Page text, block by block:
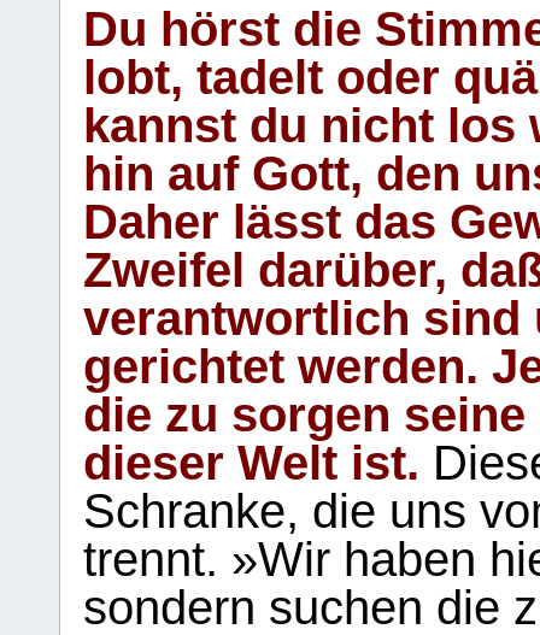
Du hörst die
lobt, tadelt oder
kannst du nicht los
hin auf Gott, den
Daher lässt das
Zweifel darüber,
verantwortlich sind
gerichtet werden.
die zu sorgen
dieser Welt ist.
Schranke, die uns
trennt. »Wir haben
sondern suchen die